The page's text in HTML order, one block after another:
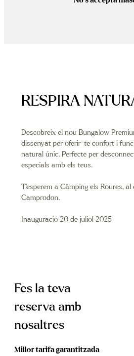
RESPIRA
Descobreix el nou Bungalow
dissenyat per oferir-te confort i
natural únic. Perfecte per
especials amb els teus.
T’esperem a Càmping els Roures,
Camprodon.
Inauguració 20 de juliol 2025
Fes la teva
reserva amb
nosaltres
Millor tarifa garantitzada